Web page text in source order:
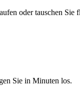
oder tauschen
Sie in Minuten los.